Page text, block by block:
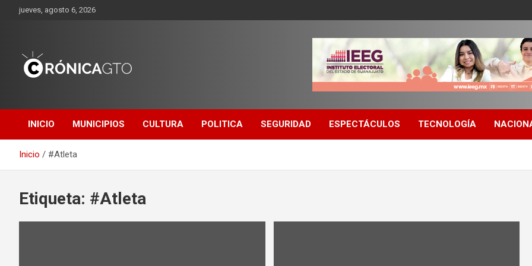
Saltarjueves, agosto 6, 2026
GUANAJUATO
INICIO MUNICIPIOS CULTURA POLITICA SEGURIDAD ESPECTÁCULOS TECNOLOGÍA
Inicio #Atleta
Etiqueta: #Atleta